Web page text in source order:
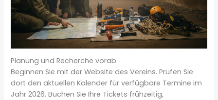
Planung und Recherche vorab
Beginnen Sie mit der Website des Vereins. Prüfen Sie
dort den aktuellen Kalender für verfügbare Termine im
Jahr 2026. Buchen Sie Ihre Tickets frühzeitig,